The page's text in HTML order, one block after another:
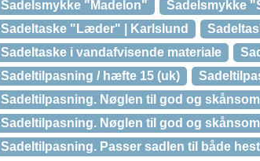
Sadelsmykke "Madelon"
Sadelsmykke
Sadeltaske "Læder" | Karlslund
Sadeltaske i vandafvisende materiale
Sadeltilpasning / hæfte 15 (uk)
Sadeltilpasning. Nøglen til god og
Sadeltilpasning. Nøglen til god og
Sadeltilpasning. Passer sadlen til både